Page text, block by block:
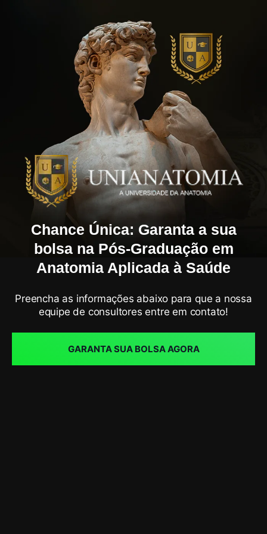
Chance Única: Garanta a sua
bolsa na Pós-Graduação em
Anatomia Aplicada à Saúde
Preencha as informações abaixo para que a nossa
equipe de consultores entre em contato!
GARANTA SUA BOLSA AGORA